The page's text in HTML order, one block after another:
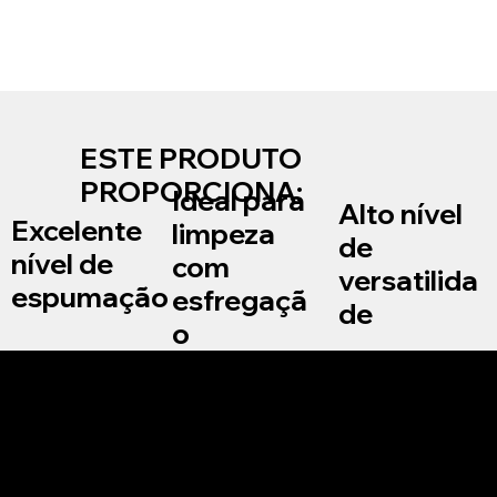
Excelente
nível de
espumação
Ideal para
limpeza
com
esfregaçã
o
Alto nível
de
versatilida
de
ESTE PRODUTO
PROPORCIONA: